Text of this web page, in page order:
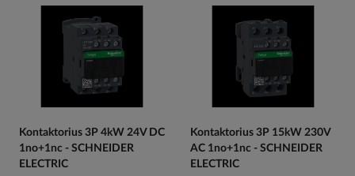
Kontaktorius 3P 4kW 24V DC
1no+1nc - SCHNEIDER
ELECTRIC
Kontaktorius 3P 15kW 230V
AC 1no+1nc - SCHNEIDER
ELECTRIC